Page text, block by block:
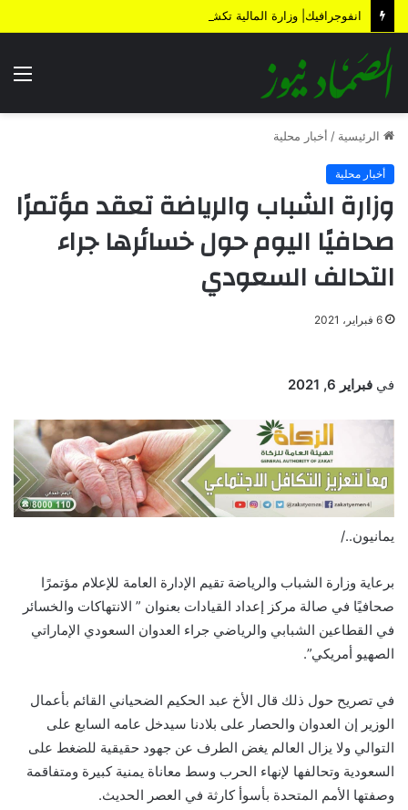
الرئيسية / أخبار محلية
أخبار محلية
وزارة الشباب والرياضة تعقد مؤتمرًا
صحافيًا اليوم حول خسائرها جراء
التحالف السعودي
6 فبراير، 2021
في فبراير 6, 2021
يمانيون../
برعاية وزارة الشباب والرياضة تقيم الإدارة العامة للإعلام مؤتمرًا
صحافيًا في صالة مركز إعداد القيادات بعنوان ” الانتهاكات والخسائر
في القطاعين الشبابي والرياضي جراء العدوان السعودي الإماراتي
الصهيو أمريكي”.
في تصريح حول ذلك قال الأخ عبد الحكيم الضحياني القائم بأعمال
الوزير إن العدوان والحصار على بلادنا سيدخل عامه السابع على
التوالي ولا يزال العالم يغض الطرف عن جهود حقيقية للضغط على
السعودية وتحالفها لإنهاء الحرب وسط معاناة يمنية كبيرة ومتفاقمة
وصفتها الأمم المتحدة بأسوأ كارثة في العصر الحديث.